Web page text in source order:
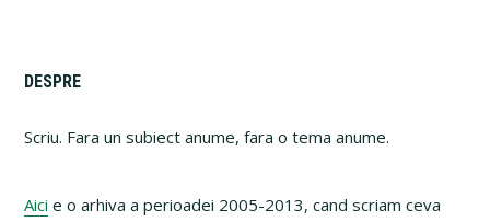
Primary
Sidebar
DESPRE
Scriu. Fara un subiect anume, fara o tema anume.
Aici e o arhiva a perioadei 2005-2013, cand scriam ceva